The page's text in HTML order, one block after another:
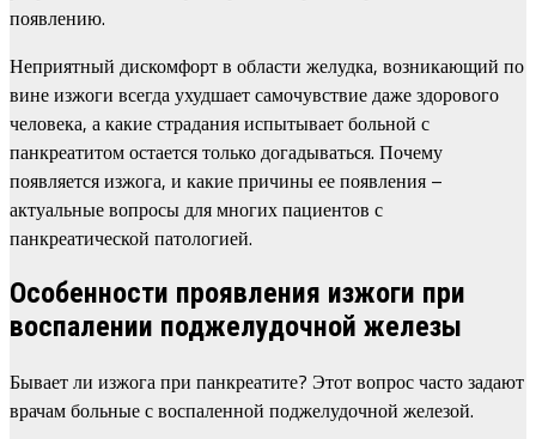
появлению.
Неприятный дискомфорт в области желудка, возникающий по
вине изжоги всегда ухудшает самочувствие даже здорового
человека, а какие страдания испытывает больной с
панкреатитом остается только догадываться. Почему
появляется изжога, и какие причины ее появления –
актуальные вопросы для многих пациентов с
панкреатической патологией.
Особенности проявления изжоги при
воспалении поджелудочной железы
Бывает ли изжога при панкреатите? Этот вопрос часто задают
врачам больные с воспаленной поджелудочной железой.